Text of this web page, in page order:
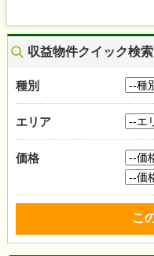
収益物件クイック検索
種別
エリア
価格